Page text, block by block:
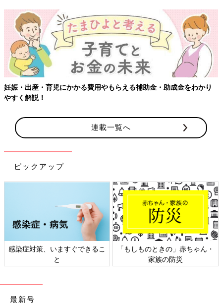
【ワクチン接種できるものも】妊婦の感染症対策、知っておいて！
連載一覧へ
ピックアップ
日本外来小児科学会リーフレッ
ト検討会
六星占術 細木かおりさんの人
相談
最新号